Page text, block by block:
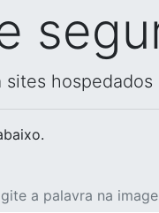
hospedados
a palavra na